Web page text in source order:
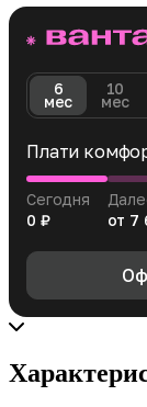
Hairstyler
Airwrap
Lite
(Sakura
Rose
Gold)
6
мес
10
мес
Плати
Сегодня
0 ₽
от 7